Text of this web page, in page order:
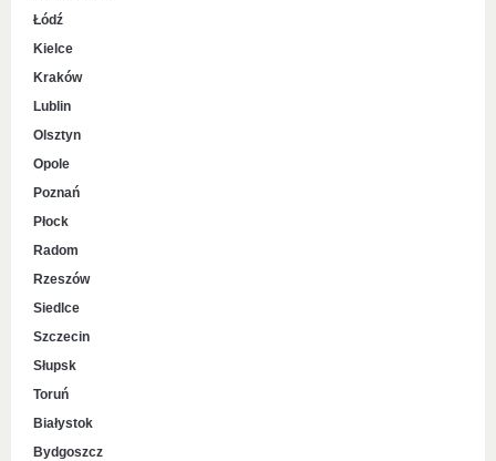
Łódź
Kielce
Kraków
Lublin
Olsztyn
Opole
Poznań
Płock
Radom
Rzeszów
Siedlce
Szczecin
Słupsk
Toruń
Białystok
Bydgoszcz